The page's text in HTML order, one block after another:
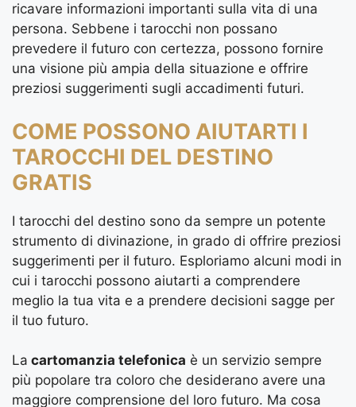
ricavare informazioni importanti sulla vita di una
persona. Sebbene i tarocchi non possano
prevedere il futuro con certezza, possono fornire
una visione più ampia della situazione e offrire
preziosi suggerimenti sugli accadimenti futuri.
COME POSSONO AIUTARTI I
TAROCCHI DEL DESTINO
GRATIS
I tarocchi del destino sono da sempre un potente
strumento di divinazione, in grado di offrire preziosi
suggerimenti per il futuro. Esploriamo alcuni modi in
cui i tarocchi possono aiutarti a comprendere
meglio la tua vita e a prendere decisioni sagge per
il tuo futuro.
La cartomanzia telefonica è un servizio sempre
più popolare tra coloro che desiderano avere una
maggiore comprensione del loro futuro. Ma cosa